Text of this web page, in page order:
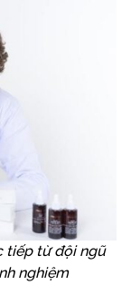
tiếp từ đội ngũ
nghiệm